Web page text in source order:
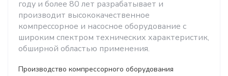
году и более 80 лет разрабатывает и
производит высококачественное
компрессорное и насосное оборудование с
широким спектром технических характеристик,
обширной областью применения.
Производство компрессорного оборудования